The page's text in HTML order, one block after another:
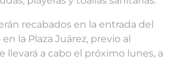
recabados en la entrada del
la Plaza Juárez, previo al
llevará a cabo el próximo lunes, a